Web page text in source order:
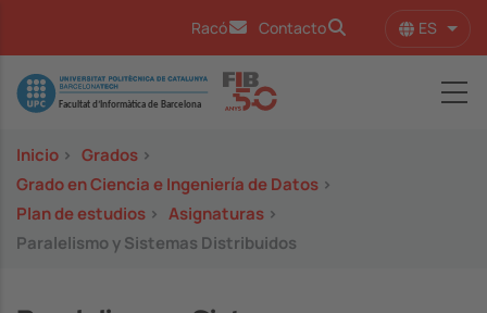
Racó Contacto ES
Image
Inicio > Grados >
Grado en Ciencia e Ingeniería de Datos >
Plan de estudios > Asignaturas >
Paralelismo y Sistemas Distribuidos